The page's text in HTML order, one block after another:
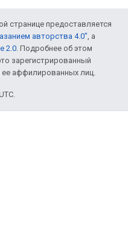
странице предоставляется
авторства 4.0", а
2.0. Подробнее об этом
зарегистрированный
ее аффилированных лиц.